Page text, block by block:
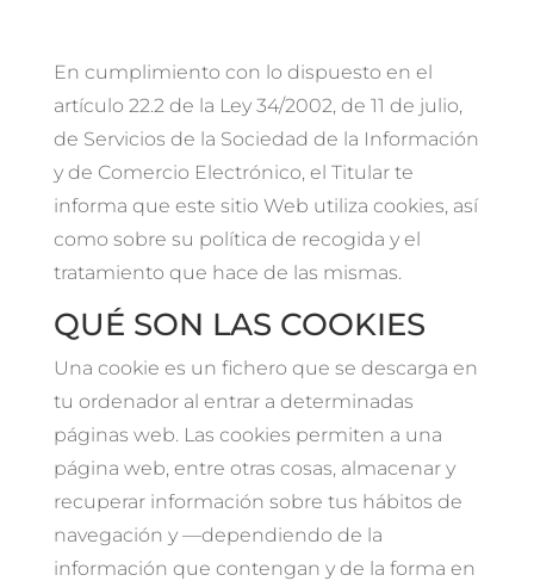
En cumplimiento con lo dispuesto en el
artículo 22.2 de la Ley 34/2002, de 11 de julio,
de Servicios de la Sociedad de la Información
y de Comercio Electrónico, el Titular te
informa que este sitio Web utiliza cookies, así
como sobre su política de recogida y el
tratamiento que hace de las mismas.
QUÉ SON LAS COOKIES
Una cookie es un fichero que se descarga en
tu ordenador al entrar a determinadas
páginas web. Las cookies permiten a una
página web, entre otras cosas, almacenar y
recuperar información sobre tus hábitos de
navegación y —dependiendo de la
información que contengan y de la forma en